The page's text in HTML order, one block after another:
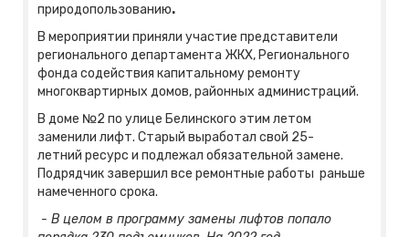
природопользованию.
В мероприятии приняли участие представители
регионального департамента ЖКХ, Регионального
фонда содействия капитальному ремонту
многоквартирных домов, районных администраций.
В доме №2 по улице Белинского этим летом
заменили лифт. Старый выработал свой 25-
летний ресурс и подлежал обязательной замене.
Подрядчик завершил все ремонтные работы раньше
намеченного срока.
- В целом в программу замены лифтов попало